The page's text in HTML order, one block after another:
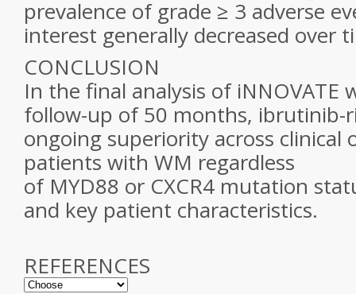
prevalence of grade ≥ 3 adverse
interest generally decreased over
CONCLUSION
In the final analysis of iNNOVATE
follow-up of 50 months, ibrutinib-
ongoing superiority across clinical
patients with WM regardless
of MYD88 or CXCR4 mutation
and key patient characteristics.
REFERENCES